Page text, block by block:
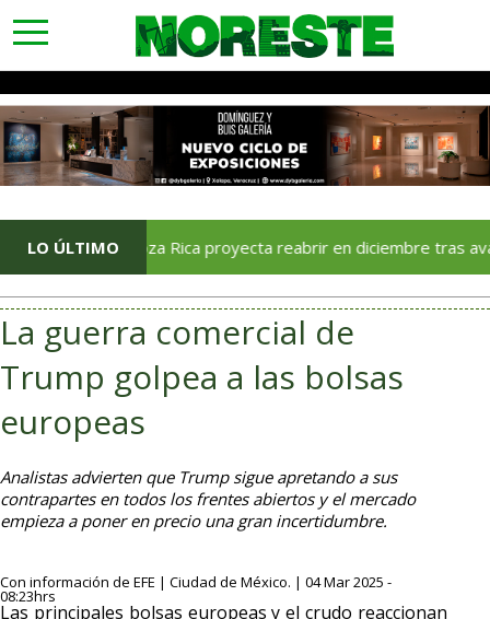
toggle
navigation
LO ÚLTIMO
Poza Rica proyecta reabrir en diciembre tras avance del
La guerra comercial de
Trump golpea a las bolsas
europeas
Analistas advierten que Trump sigue apretando a sus
contrapartes en todos los frentes abiertos y el mercado
empieza a poner en precio una gran incertidumbre.
Con información de EFE | Ciudad de México. | 04 Mar 2025 -
08:23hrs
Las principales bolsas europeas y el crudo reaccionan